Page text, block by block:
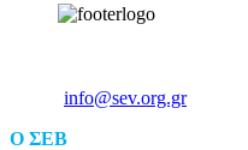
info@sev.org.gr
O ΣΕΒ